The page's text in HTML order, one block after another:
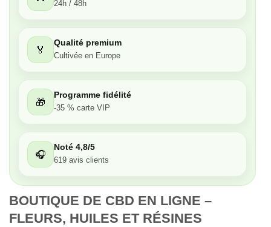
Moyen
Passable
24h / 48h
🏅
Qualité premium
Cultivée en Europe
🎁
Programme fidélité
-35 % carte VIP
🎧
Noté 4,8/5
619 avis clients
BOUTIQUE DE CBD EN LIGNE –
FLEURS, HUILES ET RÉSINES